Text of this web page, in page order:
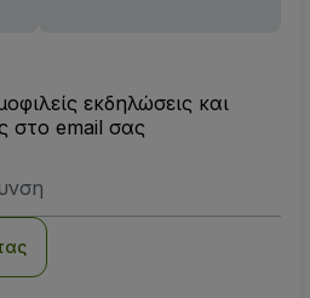
εκδηλώσεις και
στο email σας